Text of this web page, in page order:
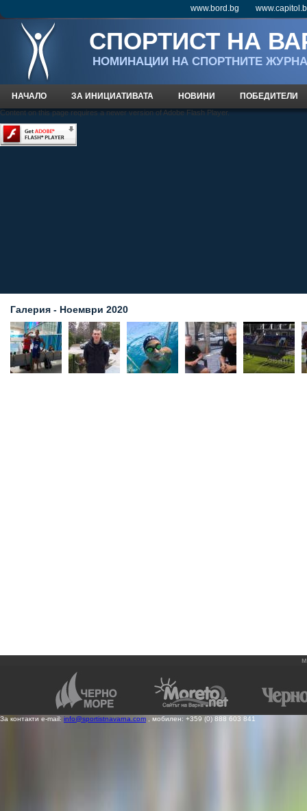
www.bord.bg
СПОРТИСТ НА
НOМИНАЦИИ НА СПОРТНИТЕ
НАЧАЛО ЗА ИНИЦИАТИВАТА НОВИНИ ПОБЕДИТЕЛИ
Content on this page requires a newer version of Adobe Flash Player.
Галерия - Ноември 2020
За контакти e-mail: info@sportistnavarna.com , мобилен: +359 (0) 888 603 841